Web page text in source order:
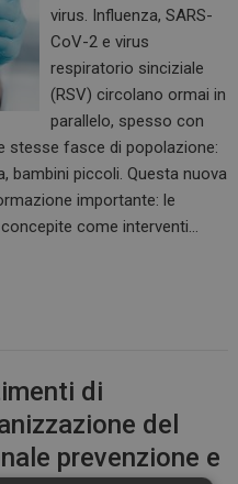
virus. Influenza, SARS-
CoV-2 e virus
respiratorio sinciziale
(RSV) circolano ormai in
parallelo, spesso con
stesse fasce di popolazione:
bambini piccoli. Questa nuova
importante: le
come interventi…
di
del
prevenzione e